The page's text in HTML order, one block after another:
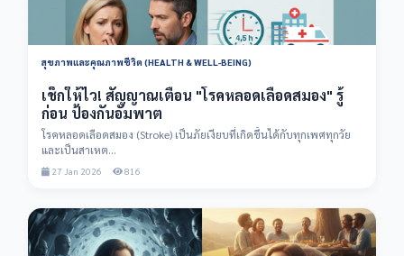
สุขภาพและคุณภาพชีวิต (HEALTH & WELL-BEING)
เช็กให้ไว! สัญญาณเตือน "โรคหลอดเลือดสมอง" รู้
ก่อน ป้องกันอัมพาต
โรคหลอดเลือดสมอง (Stroke) เป็นภัยเงียบที่เกิดขึ้นได้กับทุกเพศทุกวัย
และเป็นสาเหต...
27 Jan 2026 816